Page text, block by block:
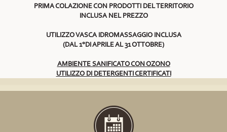
PRIMA COLAZIONE CON PRODOTTI DEL TERRITORIO
INCLUSA NEL PREZZO
UTILIZZO VASCA IDROMASSAGGIO INCLUSA
(DAL 1°DI APRILE AL 31 OTTOBRE)
AMBIENTE SANIFICATO CON OZONO
UTILIZZO DI DETERGENTI CERTIFICATI